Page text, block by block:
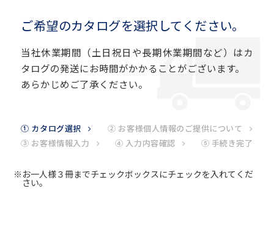
ご希望のカタログを選択してください。
当社休業期間（土日祝日や長期休業期間など）はカ
タログの発送にお時間がかかることがございます。
あらかじめご了承ください。
① カタログ選択
② お客様個人情報のご提供について
③ お客様情報入力
④ 入力内容確認 ⑤ 手続き完了
※お一人様３冊までチェックボックスにチェックを入れてくだ
さい。